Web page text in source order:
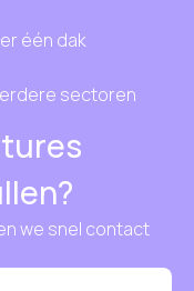
één dak
sectoren
we snel contact